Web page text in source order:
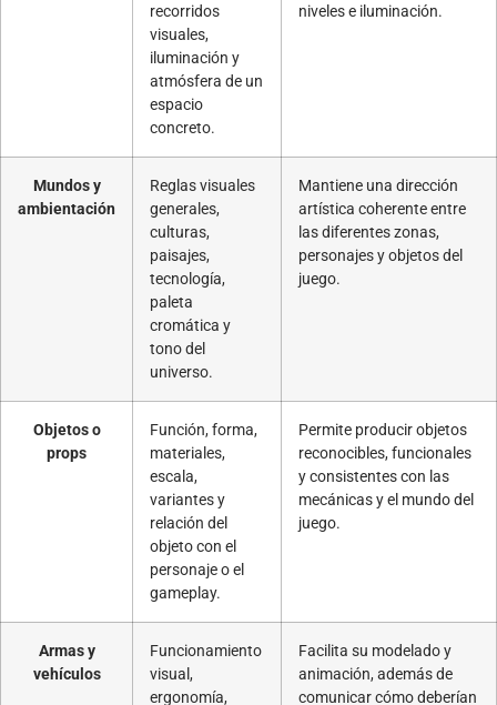
recorridos
visuales,
iluminación y
atmósfera de un
espacio
concreto.
niveles e iluminación.
Mundos y
ambientación
Reglas visuales
generales,
culturas,
paisajes,
tecnología,
paleta
cromática y
tono del
universo.
Mantiene una dirección
artística coherente entre
las diferentes zonas,
personajes y objetos del
juego.
Objetos o
props
Función, forma,
materiales,
escala,
variantes y
relación del
objeto con el
personaje o el
gameplay.
Permite producir objetos
reconocibles, funcionales
y consistentes con las
mecánicas y el mundo del
juego.
Armas y
vehículos
Funcionamiento
visual,
ergonomía,
Facilita su modelado y
animación, además de
comunicar cómo deberían